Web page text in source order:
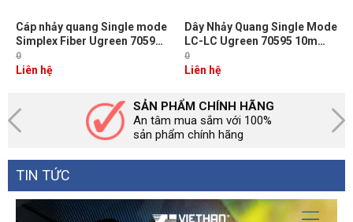
Cáp nhảy quang Single mode
Simplex Fiber Ugreen 70596
Dài 3M đầu LC-SC Màu Vàng
NW217
0
Liên hệ
Dây Nhảy Quang Single Mode
LC-LC Ugreen 70595 10m
Chuẩn UPC, Bước Sóng
1310/1550nm
0
Liên hệ
SẢN PHẨM CHÍNH HÃNG
An tâm mua sắm với 100%
sản phẩm chính hãng
TIN TỨC